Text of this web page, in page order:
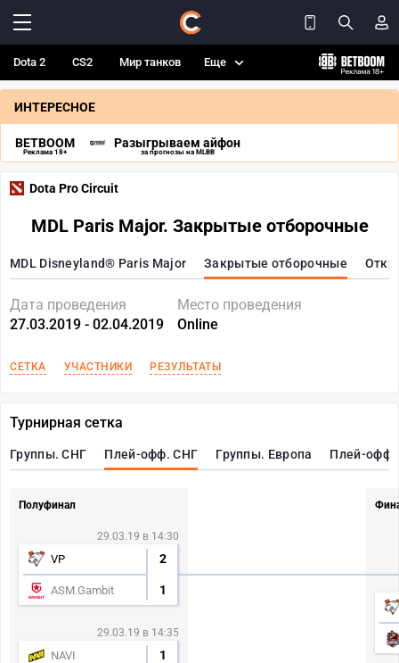
Dota 2 CS2 Мир танков Еще
ИНТЕРЕСНОЕ
BETBOOM
Реклама 18+
Разыгрываем айфон
за прогнозы на MLBB
Dota Pro Circuit
MDL Paris Major. Закрытые отборочные
MDL Disneyland® Paris Major Закрытые отборочные
Дата проведения
27.03.2019 - 02.04.2019
Место проведения
Online
СЕТКА УЧАСТНИКИ РЕЗУЛЬТАТЫ
Турнирная сетка
Группы. СНГ Плей-офф. СНГ Группы. Европа Плей-офф.
Полуфинал
29.03.19 в 14:30
VP 2
ASM.Gambit 1
29.03.19 в 14:35
NAVI 1